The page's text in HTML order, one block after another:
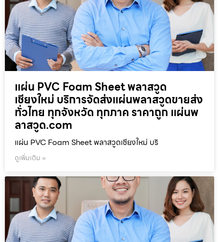
แผ่น PVC Foam Sheet พลาสวูด
เชียงใหม่ บริการจัดส่งแผ่นพลาสวูดขายส่ง
ทั่วไทย ทุกจังหวัด ทุกภาค ราคาถูก แผ่นพ
ลาสวูด.com
แผ่น PVC Foam Sheet พลาสวูดเชียงใหม่ บริ
ดูเพิ่มเติม »